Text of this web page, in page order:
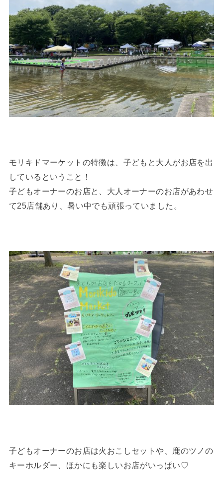
モリキドマーケットの特徴は、子どもと大人がお店を出
しているということ！
子どもオーナーのお店と、大人オーナーのお店があわせ
て25店舗あり、暑い中でも頑張っていました。
子どもオーナーのお店は火おこしセットや、鹿のツノの
キーホルダー、ほかにも楽しいお店がいっぱい♡